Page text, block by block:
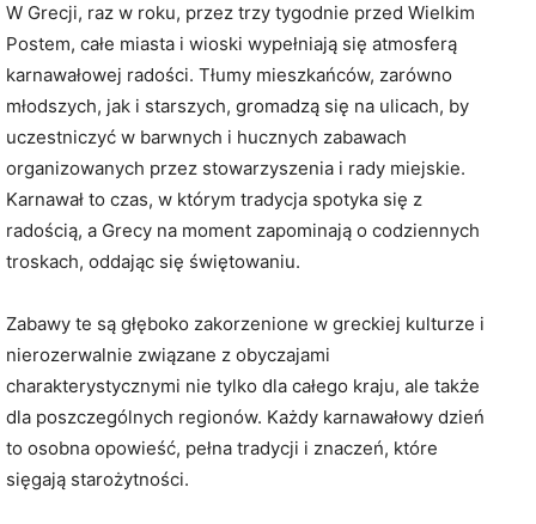
W Grecji, raz w roku, przez trzy tygodnie przed Wielkim
Postem, całe miasta i wioski wypełniają się atmosferą
karnawałowej radości. Tłumy mieszkańców, zarówno
młodszych, jak i starszych, gromadzą się na ulicach, by
uczestniczyć w barwnych i hucznych zabawach
organizowanych przez stowarzyszenia i rady miejskie.
Karnawał to czas, w którym tradycja spotyka się z
radością, a Grecy na moment zapominają o codziennych
troskach, oddając się świętowaniu.
Zabawy te są głęboko zakorzenione w greckiej kulturze i
nierozerwalnie związane z obyczajami
charakterystycznymi nie tylko dla całego kraju, ale także
dla poszczególnych regionów. Każdy karnawałowy dzień
to osobna opowieść, pełna tradycji i znaczeń, które
sięgają starożytności.